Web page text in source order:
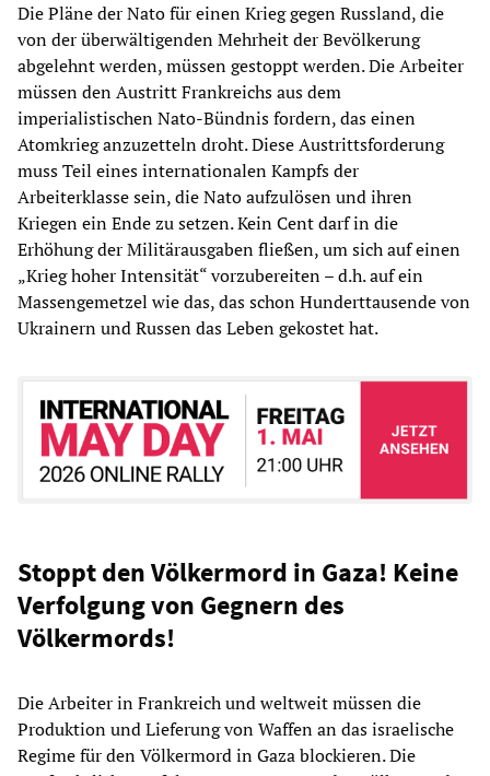
Die Pläne der Nato für einen Krieg gegen Russland, die
von der überwältigenden Mehrheit der Bevölkerung
abgelehnt werden, müssen gestoppt werden. Die Arbeiter
müssen den Austritt Frankreichs aus dem
imperialistischen Nato-Bündnis fordern, das einen
Atomkrieg anzuzetteln droht. Diese Austrittsforderung
muss Teil eines internationalen Kampfs der
Arbeiterklasse sein, die Nato aufzulösen und ihren
Kriegen ein Ende zu setzen. Kein Cent darf in die
Erhöhung der Militärausgaben fließen, um sich auf einen
„Krieg hoher Intensität“ vorzubereiten – d.h. auf ein
Massengemetzel wie das, das schon Hunderttausende von
Ukrainern und Russen das Leben gekostet hat.
Stoppt den Völkermord in Gaza! Keine
Verfolgung von Gegnern des
Völkermords!
Die Arbeiter in Frankreich und weltweit müssen die
Produktion und Lieferung von Waffen an das israelische
Regime für den Völkermord in Gaza blockieren. Die